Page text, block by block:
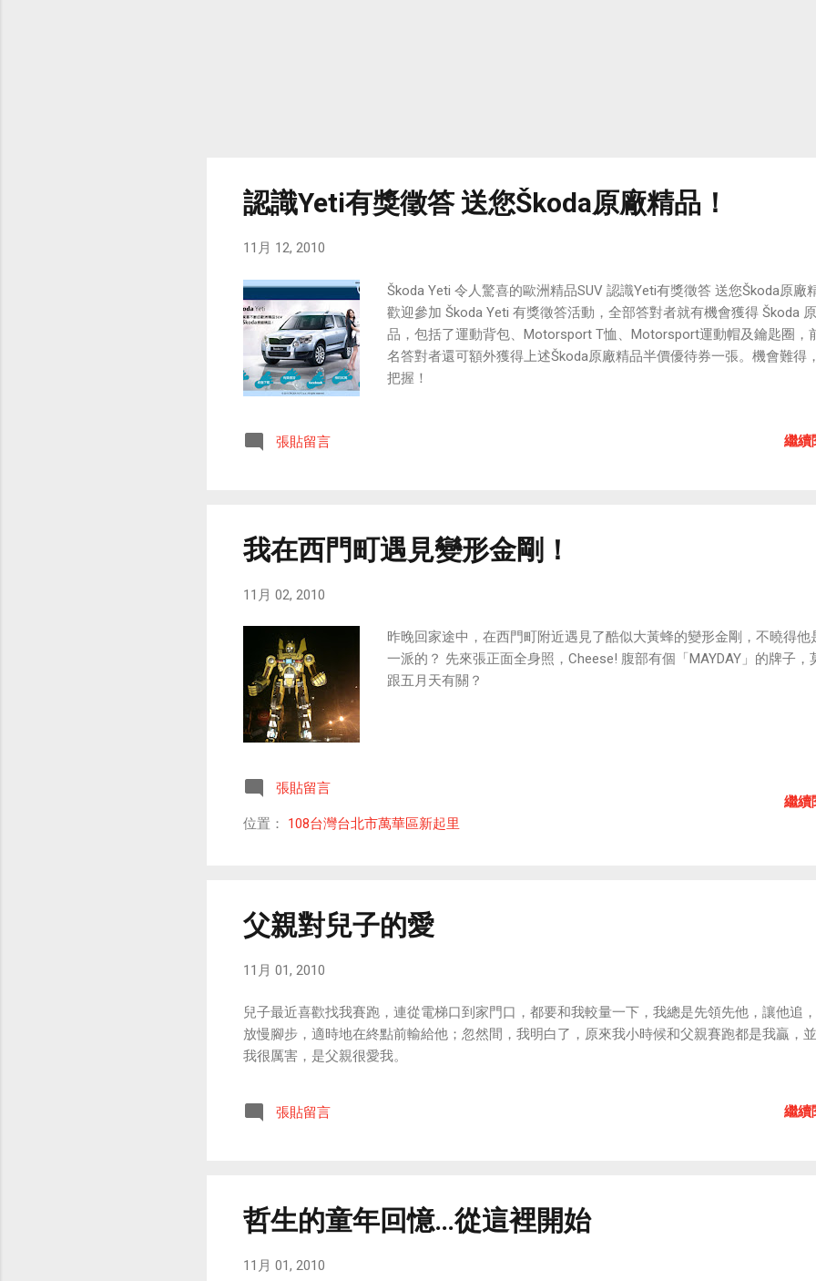
認識Yeti有獎徵答 送您Škoda原廠精品！
11月 12, 2010
Škoda Yeti 令人驚喜的歐洲精品SUV 認識Yeti有獎徵答 送您Škoda原廠
歡迎參加 Škoda Yeti 有獎徵答活動，全部答對者就有機會獲得 Škoda
品，包括了運動背包、Motorsport T恤、Motorsport運動帽及鑰匙圈，
名答對者還可額外獲得上述Škoda原廠精品半價優待券一張。機會難得
把握！
張貼留言 繼續
我在西門町遇見變形金剛！
11月 02, 2010
昨晚回家途中，在西門町附近遇見了酷似大黃蜂的變形金剛，不曉得他
一派的？ 先來張正面全身照，Cheese! 腹部有個「MAYDAY」的牌子，
跟五月天有關？
張貼留言
位置： 108台灣台北市萬華區新起里
繼續
父親對兒子的愛
11月 01, 2010
兒子最近喜歡找我賽跑，連從電梯口到家門口，都要和我較量一下，我總是先領先他，讓他追
放慢腳步，適時地在終點前輸給他；忽然間，我明白了，原來我小時候和父親賽跑都是我贏，
我很厲害，是父親很愛我。
張貼留言 繼續
哲生的童年回憶…從這裡開始
11月 01, 2010